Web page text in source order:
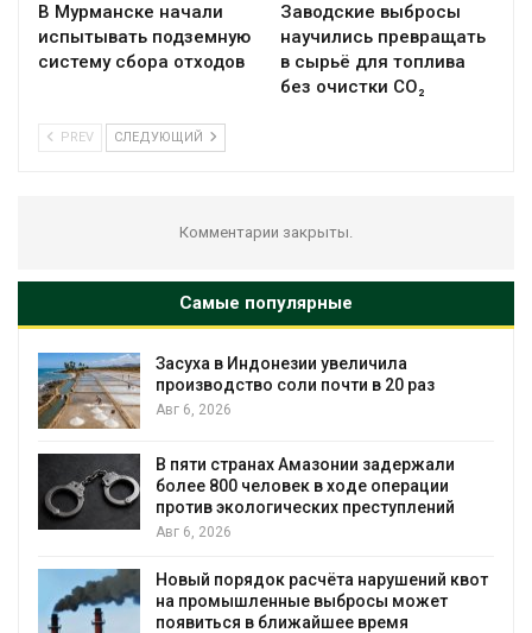
В Мурманске начали
испытывать подземную
систему сбора отходов
Заводские выбросы
научились превращать
в сырьё для топлива
без очистки CO₂
PREV СЛЕДУЮЩИЙ
Комментарии закрыты.
Самые популярные
Засуха в Индонезии увеличила
производство соли почти в 20 раз
Авг 6, 2026
В пяти странах Амазонии задержали
более 800 человек в ходе операции
против экологических преступлений
Авг 6, 2026
Новый порядок расчёта нарушений квот
на промышленные выбросы может
появиться в ближайшее время